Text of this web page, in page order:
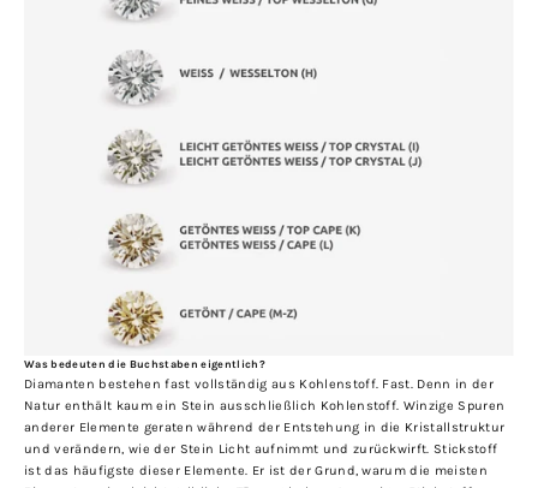
Was bedeuten die Buchstaben eigentlich?
Diamanten bestehen fast vollständig aus Kohlenstoff. Fast. Denn in der
Natur enthält kaum ein Stein ausschließlich Kohlenstoff. Winzige Spuren
anderer Elemente geraten während der Entstehung in die Kristallstruktur
und verändern, wie der Stein Licht aufnimmt und zurückwirft. Stickstoff
ist das häufigste dieser Elemente. Er ist der Grund, warum die meisten